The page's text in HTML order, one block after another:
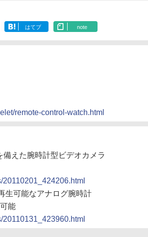
はてブ note
remote-control-watch.html
備えた腕時計型ビデオカメラ
生可能なアナログ腕時計
能